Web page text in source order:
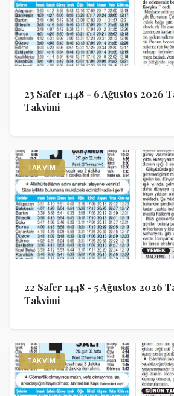
23 Safer 1448 - 6 Ağustos 2026
Takvimi
TAKVIM
22 Safer 1448 - 5 Ağustos 2026
Takvimi
TAKVIM